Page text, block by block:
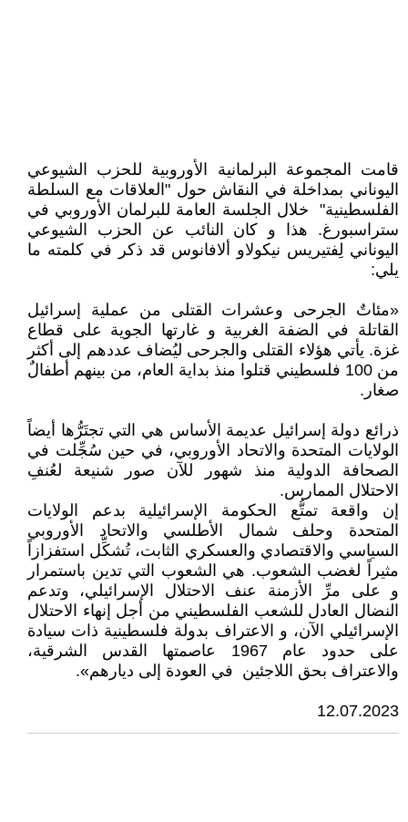
قامت المجموعة البرلمانية الأوروبية للحزب الشيوعي
اليوناني بمداخلة في النقاش حول "العلاقات مع السلطة
الفلسطينية" خلال الجلسة العامة للبرلمان الأوروبي في
ستراسبورغ. هذا و كان النائب عن الحزب الشيوعي
اليوناني لِفتيريس نيكولاو ألافانوس قد ذكر في كلمته ما
يلي:
«مئاتٌ الجرحى وعشرات القتلى من عملية إسرائيل
القاتلة في الضفة الغربية و غارتها الجوية على قطاع
غزة. يأتي هؤلاء القتلى والجرحى ليُضاف عددهم إلى أكثر
من 100 فلسطيني قتلوا منذ بداية العام، من بينهم أطفالٌ
صغار.
ذرائع دولة إسرائيل عديمة اﻷساس هي التي تجتَرُّها أيضاً
الولايات المتحدة والاتحاد الأوروبي، في حين سُجِّلت في
الصحافة الدولية منذ شهور للآن صور شنيعة لعُنفِ
الاحتلال الممارس.
إن واقعة تمتُّع الحكومة الإسرائيلية بدعم الولايات
المتحدة وحلف شمال الأطلسي والاتحاد الأوروبي
السياسي والاقتصادي والعسكري الثابت، تُشكِّل استفزازاً
مثيراً لغضب الشعوب. هي الشعوب التي تدين باستمرار
و على مرِّ الأزمنة عنف الاحتلال الإسرائيلي، وتدعم
النضال العادل للشعب الفلسطيني من أجل إنهاء الاحتلال
الإسرائيلي الآن، و الاعتراف بدولة فلسطينية ذات سيادة
على حدود عام 1967 عاصمتها القدس الشرقية،
والاعتراف بحق اللاجئين في العودة إلى ديارهم».
12.07.2023